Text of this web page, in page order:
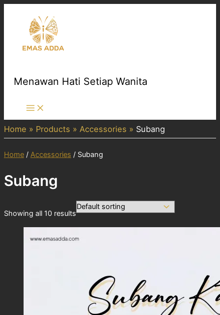
content
Menawan Hati Setiap Wanita
Main
Menu
Home Products Accessories Subang
Home / Accessories / Subang
Subang
Showing all 10 results